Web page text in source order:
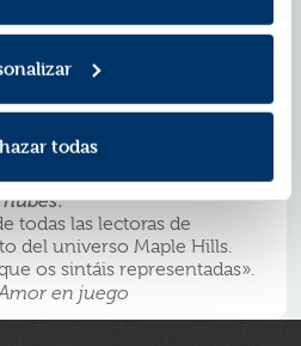
todas
tiempo para ser tutora de
a Henry. Además, ¿no dicen
ayudan a salir de los
nubes:
todas las lectoras de
del universo Maple Hills.
os sintáis representadas».
en juego